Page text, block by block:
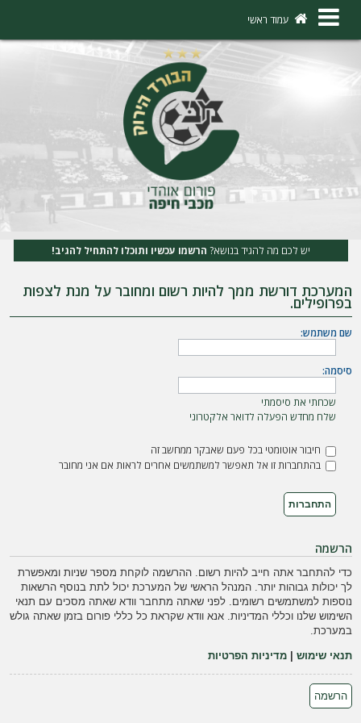
×
ו
ר
ש
מ
עמוד ראשי
יש לכם מה להגיד בנושא? הרשמו עכשיו ותוכלו להתחיל להגיב!
המערכת דורשת ממך להיות רשום ומחובר על מנת לצפות
בפרופילים.
שם משתמש:
סיסמה:
שכחתי את סיסמתי
שלח מחדש הפעלה לדואר אלקטרוני
חיבור אוטומטי בכל פעם שאבקר ממחשב זה
בהתחברות זו אל תאפשר למשתמשים אחרים לראות אם אני מחובר
הרשמה
כדי להתחבר אתה חייב להיות רשום. ההרשמה לוקחת מספר שניות ומאפשרת
לך יכולות גבוהות יותר. המנהל הראשי של המערכת יכול לתת בנוסף הרשאות
נוספות למשתמשים רשומים. לפני שאתה מתחבר וודא שאתה מסכים עם תנאי
השימוש שלנו וכללי המדיניות. אנא וודא שקראת כל כללי פורום בזמן שאתה גולש
במערכת.
תנאי שימוש |מדיניות הפרטיות
הרשמה